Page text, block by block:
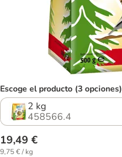
Escoge el producto (3 opciones)
2 kg
458566.4
19,49 €
9,75 € / kg